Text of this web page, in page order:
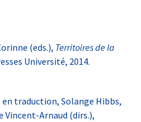
(eds.), Territoires de la
Université, 2014.
traduction, Solange Hibbs,
Vincent-Arnaud (dirs.),